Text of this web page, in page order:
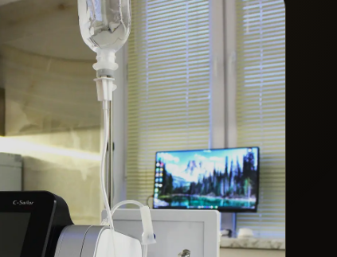
Профессиональная гигиена
Комплексная профессиональная гигиена за 5 000 ₽
до 1 сентября 2026 года.
Профессиональная гигиена 5 000 ₽
Выбрать время Все акции